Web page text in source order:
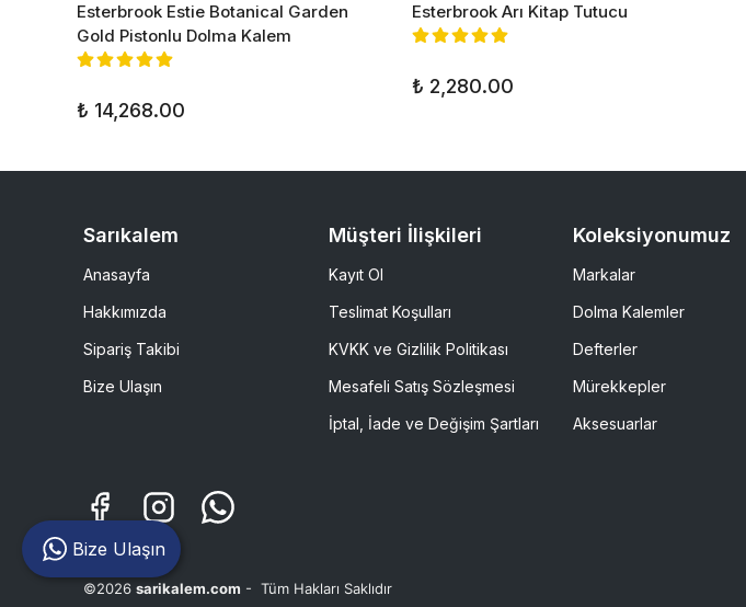
Esterbrook Estie Botanical Garden
Gold Pistonlu Dolma Kalem
₺ 14,268.00
Esterbrook Arı Kitap Tutucu
₺ 2,280.00
Sarıkalem
Anasayfa
Hakkımızda
Sipariş Takibi
Bize Ulaşın
Müşteri İlişkileri
Kayıt Ol
Teslimat Koşulları
KVKK ve Gizlilik Politikası
Mesafeli Satış Sözleşmesi
İptal, İade ve Değişim Şartları
Koleksiyonumuz
Markalar
Dolma Kalemler
Defterler
Mürekkepler
Aksesuarlar
©2026 sarikalem.com - Tüm Hakları Saklıdır
Bize Ulaşın